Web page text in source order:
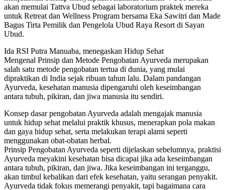
akan memulai Tattva Ubud sebagai laboratorium praktek mereka
untuk Retreat dan Wellness Program bersama Eka Sawitri dan Made
Bagus Tirta Pemilik dan Pengelola Ubud Raya Resort di Sayan
Ubud.
Ida RSI Putra Manuaba, menegaskan Hidup Sehat
Mengenal Prinsip dan Metode Pengobatan Ayurveda merupakan
salah satu metode pengobatan tertua di dunia, yang mulai
dipraktikan di India sejak ribuan tahun lalu. Dalam pandangan
Ayurveda, kesehatan manusia dipengaruhi oleh keseimbangan
antara tubuh, pikiran, dan jiwa manusia itu sendiri.
Konsep dasar pengobatan Ayurveda adalah mengajak manusia
untuk hidup sehat melalui praktik khusus, menerapkan pola makan
dan gaya hidup sehat, serta melakukan terapi alami seperti
menggunakan obat-obatan herbal.
Prinsip Pengobatan Ayurveda seperti dijelaskan sebelumnya, praktisi
Ayurveda meyakini kesehatan bisa dicapai jika ada keseimbangan
antara tubuh, pikiran, dan jiwa. Jika keseimbangan ini terganggu,
akan timbul kebalikan dari efek kesehatan, yaitu serangan penyakit.
Ayurveda tidak fokus memerangi penyakit, tapi bagaimana cara